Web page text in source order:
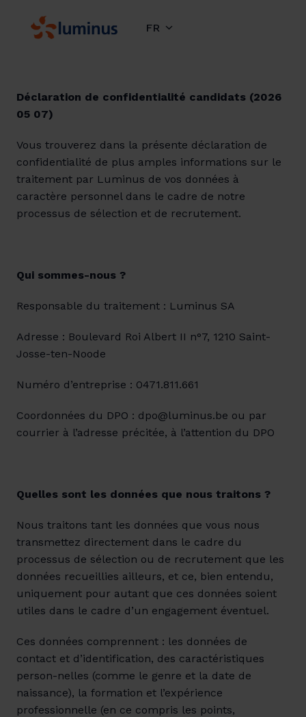
contenu
Page d'accueil FR
Déclaration de confidentialité candidats (2026
05 07)
Vous trouverez dans la présente déclaration de
confidentialité de plus amples informations sur le
traitement par Luminus de vos données à
caractère personnel dans le cadre de notre
processus de sélection et de recrutement.
Qui sommes-nous ?
Responsable du traitement : Luminus SA
Adresse : Boulevard Roi Albert II n°7, 1210 Saint-
Josse-ten-Noode
Numéro d’entreprise : 0471.811.661
Coordonnées du DPO : dpo@luminus.be ou par
courrier à l’adresse précitée, à l’attention du DPO
Quelles sont les données que nous traitons ?
Nous traitons tant les données que vous nous
transmettez directement dans le cadre du
processus de sélection ou de recrutement que les
données recueillies ailleurs, et ce, bien entendu,
uniquement pour autant que ces données soient
utiles dans le cadre d’un engagement éventuel.
Ces données comprennent : les données de
contact et d’identification, des caractéristiques
person-nelles (comme le genre et la date de
naissance), la formation et l’expérience
professionnelle (en ce compris les points,